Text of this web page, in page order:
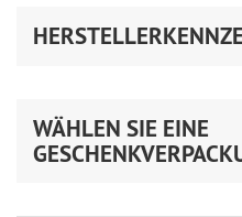
WÄHLEN SIE EINE